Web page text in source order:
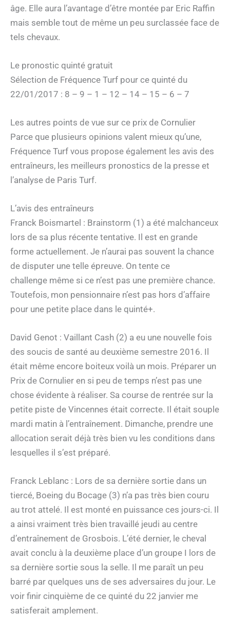
âge. Elle aura l’avantage d’être montée par Eric Raffin
mais semble tout de même un peu surclassée face de
tels chevaux.
Le pronostic quinté gratuit
Sélection de Fréquence Turf pour ce quinté du
22/01/2017 : 8 – 9 – 1 – 12 – 14 – 15 – 6 – 7
Les autres points de vue sur ce prix de Cornulier
Parce que plusieurs opinions valent mieux qu’une,
Fréquence Turf vous propose également les avis des
entraîneurs, les meilleurs pronostics de la presse et
l’analyse de Paris Turf.
L’avis des entraîneurs
Franck Boismartel : Brainstorm (1) a été malchanceux
lors de sa plus récente tentative. Il est en grande
forme actuellement. Je n’aurai pas souvent la chance
de disputer une telle épreuve. On tente ce
challenge même si ce n’est pas une première chance.
Toutefois, mon pensionnaire n’est pas hors d’affaire
pour une petite place dans le quinté+.
David Genot : Vaillant Cash (2) a eu une nouvelle fois
des soucis de santé au deuxième semestre 2016. Il
était même encore boiteux voilà un mois. Préparer un
Prix de Cornulier en si peu de temps n’est pas une
chose évidente à réaliser. Sa course de rentrée sur la
petite piste de Vincennes était correcte. Il était souple
mardi matin à l’entraînement. Dimanche, prendre une
allocation serait déjà très bien vu les conditions dans
lesquelles il s’est préparé.
Franck Leblanc : Lors de sa dernière sortie dans un
tiercé, Boeing du Bocage (3) n’a pas très bien couru
au trot attelé. Il est monté en puissance ces jours-ci. Il
a ainsi vraiment très bien travaillé jeudi au centre
d’entraînement de Grosbois. L’été dernier, le cheval
avait conclu à la deuxième place d’un groupe I lors de
sa dernière sortie sous la selle. Il me paraît un peu
barré par quelques uns de ses adversaires du jour. Le
voir finir cinquième de ce quinté du 22 janvier me
satisferait amplement.